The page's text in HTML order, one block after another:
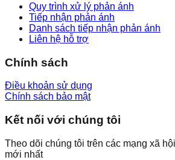
Quy trình xử lý phản ánh
Tiếp nhận phản ánh
Danh sách tiếp nhận phản ánh
Liên hệ hỗ trợ
Chính sách
Điều khoản sử dụng
Chính sách bảo mật
Kết nối với chúng tôi
Theo dõi chúng tôi trên các mạng xã
mới nhất